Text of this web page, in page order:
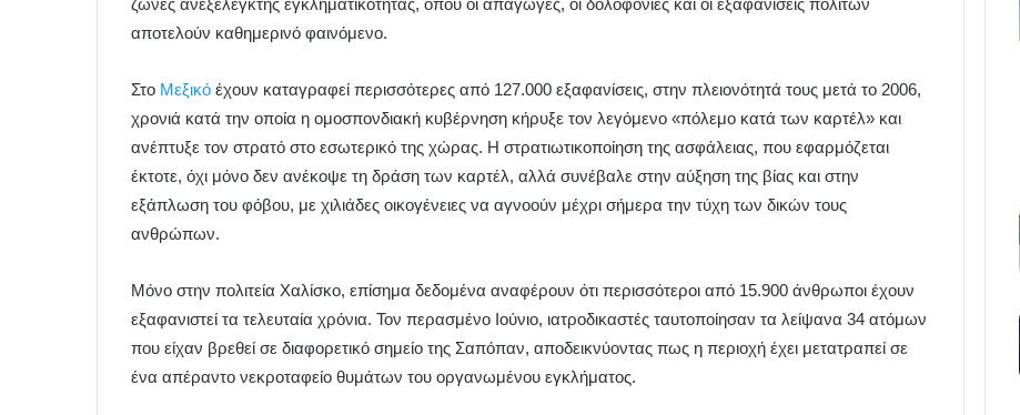
ζώνες ανεξέλεγκτης εγκληματικότητας, όπου οι απαγωγές, οι δολοφονίες και οι εξαφανίσεις πολιτών
αποτελούν καθημερινό φαινόμενο.
Στο Μεξικό έχουν καταγραφεί περισσότερες από 127.000 εξαφανίσεις, στην πλειονότητά τους μετά το 2006,
χρονιά κατά την οποία η ομοσπονδιακή κυβέρνηση κήρυξε τον λεγόμενο «πόλεμο κατά των καρτέλ» και
ανέπτυξε τον στρατό στο εσωτερικό της χώρας. Η στρατιωτικοποίηση της ασφάλειας, που εφαρμόζεται
έκτοτε, όχι μόνο δεν ανέκοψε τη δράση των καρτέλ, αλλά συνέβαλε στην αύξηση της βίας και στην
εξάπλωση του φόβου, με χιλιάδες οικογένειες να αγνοούν μέχρι σήμερα την τύχη των δικών τους
ανθρώπων.
Μόνο στην πολιτεία Χαλίσκο, επίσημα δεδομένα αναφέρουν ότι περισσότεροι από 15.900 άνθρωποι έχουν
εξαφανιστεί τα τελευταία χρόνια. Τον περασμένο Ιούνιο, ιατροδικαστές ταυτοποίησαν τα λείψανα 34 ατόμων
που είχαν βρεθεί σε διαφορετικό σημείο της Σαπόπαν, αποδεικνύοντας πως η περιοχή έχει μετατραπεί σε
ένα απέραντο νεκροταφείο θυμάτων του οργανωμένου εγκλήματος.